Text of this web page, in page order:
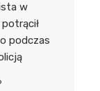
w
podczas